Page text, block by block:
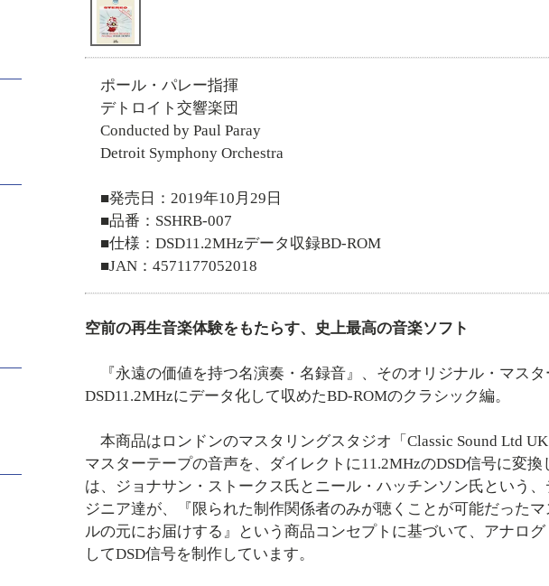
ポール・パレー指揮
デトロイト交響楽団
Conducted by Paul Paray
Detroit Symphony Orchestra
■発売日：2019年10月29日
■品番：SSHRB-007
■仕様：DSD11.2MHzデータ収録BD-ROM
■JAN：4571177052018
空前の再生音楽体験をもたらす、史上最高の音楽ソフト
『永遠の価値を持つ名演奏・名録音』、そのオリジナル・マス
DSD11.2MHzにデータ化して収めたBD-ROMのクラシック編。
本商品はロンドンのマスタリングスタジオ「Classic Sound Ltd
マスターテープの音声を、ダイレクトに11.2MHzのDSD信号に変
は、ジョナサン・ストークス氏とニール・ハッチンソン氏という
ジニア達が、『限られた制作関係者のみが聴くことが可能だった
ルの元にお届けする』という商品コンセプトに基づいて、アナロ
してDSD信号を制作しています。